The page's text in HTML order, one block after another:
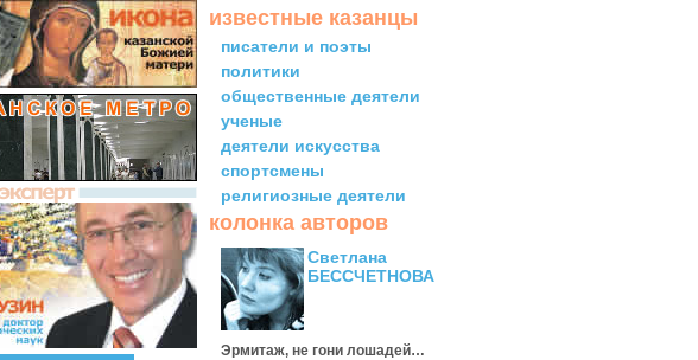
известные казанцы
писатели и поэты
политики
общественные деятели
ученые
деятели искусства
спортсмены
религиозные деятели
колонка авторов
Светлана
БЕССЧЕТНОВА
Эрмитаж, не гони лошадей…